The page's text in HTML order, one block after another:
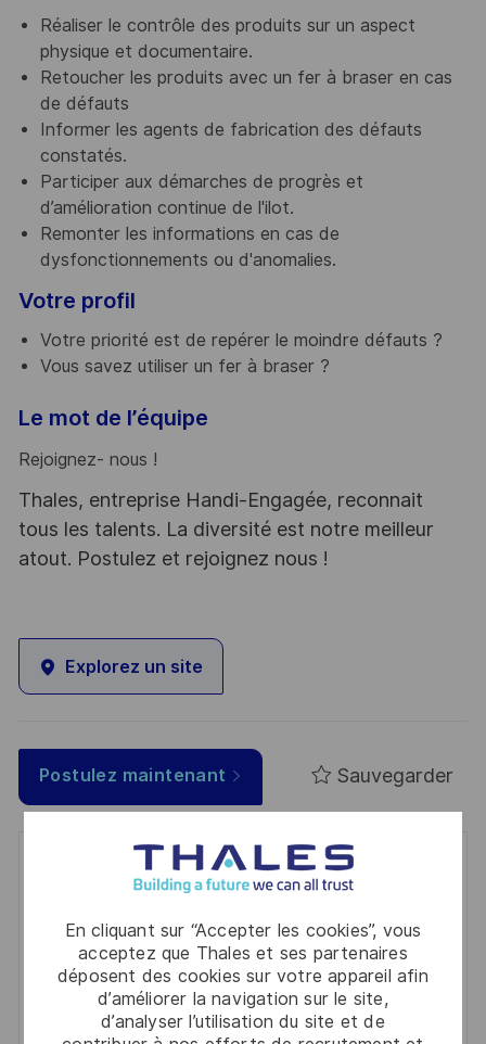
En cliquant sur “Accepter les cookies”, vous
acceptez que Thales et ses partenaires
déposent des cookies sur votre appareil afin
d’améliorer la navigation sur le site,
d’analyser l’utilisation du site et de
Réaliser le contrôle des produits sur un aspect
physique et documentaire.
Retoucher les produits avec un fer à braser en cas
de défauts
Informer les agents de fabrication des défauts
constatés.
Participer aux démarches de progrès et
d’amélioration continue de l'ilot.
Remonter les informations en cas de
dysfonctionnements ou d'anomalies.
Votre profil
Votre priorité est de repérer le moindre défauts ?
Vous savez utiliser un fer à braser ?
Le mot de l’équipe
Rejoignez- nous !
Thales, entreprise Handi-Engagée, reconnait
tous les talents. La diversité est notre meilleur
atout. Postulez et rejoignez nous !
Explorez un site
Postulez maintenant Sauvegarder
Get notified for similar jobs
Enter
Email
address
Required
Lire et accepter les conditions de traitement des